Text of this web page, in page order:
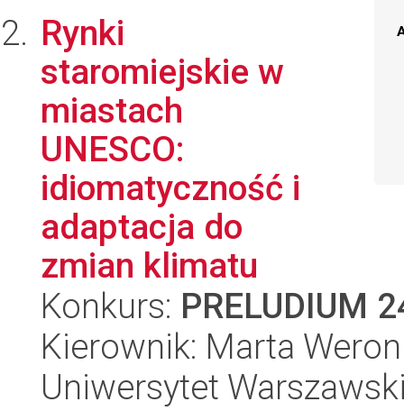
Rynki
staromiejskie w
miastach
UNESCO:
idiomatyczność i
adaptacja do
zmian klimatu
Konkurs: PRELUDIUM
Kierownik: Marta
Uniwersytet